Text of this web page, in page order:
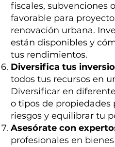
fiscales, subvenciones
favorable para
renovación urbana.
están disponibles y
tus rendimientos.
Diversifica tus
todos tus recursos en
Diversificar en
o tipos de
riesgos y equilibrar tu
Asesórate con
profesionales en